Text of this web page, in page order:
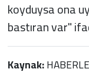
koyduysa ona
bastıran var"
Kaynak: